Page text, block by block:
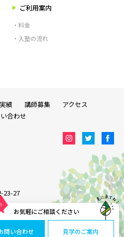
お気軽にご相談ください
問い合わせ 見学のご案内
ご利用案内
・料金
・入塾の流れ
23-27
RIGHTS RESERVED
績 講師募集
アクセス
合わせ